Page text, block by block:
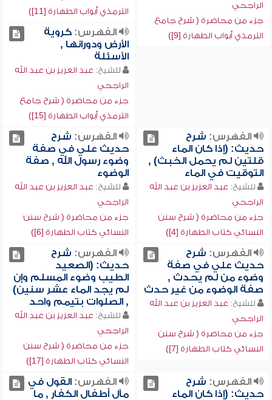
الراجحي
جزء من محاضرة ( شرح جامع
الترمذي أبواب الطهارة [9])
الترمذي أبواب الطهارة [11])
الفهرس:كروية
الأرض ودورانها ,
الأسئلة
للشيخ: عبد العزيز بن عبد الله
الراجحي
جزء من محاضرة ( شرح جامع
الترمذي أبواب الطهارة [15])
الفهرس: شرح
حديث: (إذا كان الماء
قلتين لم يحمل الخبث) ,
التوقيت في الماء
للشيخ: عبد العزيز بن عبد الله
الراجحي
جزء من محاضرة ( شرح سنن
النسائي كتاب الطهارة [4])
الفهرس: شرح
حديث علي في صفة
وضوء رسول الله , صفة
الوضوء
للشيخ: عبد العزيز بن عبد الله
الراجحي
جزء من محاضرة ( شرح سنن
النسائي كتاب الطهارة [6])
الفهرس: شرح
حديث علي في صفة
وضوء من لم يحدث ,
صفة الوضوء من غير حدث
للشيخ: عبد العزيز بن عبد الله
الراجحي
جزء من محاضرة ( شرح سنن
النسائي كتاب الطهارة [7])
الفهرس: شرح
حديث: (الصعيد
الطيب وضوء المسلم وإن
لم يجد الماء عشر سنين)
, الصلوات بتيمم واحد
للشيخ: عبد العزيز بن عبد الله
الراجحي
جزء من محاضرة ( شرح سنن
النسائي كتاب الطهارة [17])
الفهرس: شرح
حديث: (إذا كان الماء
الفهرس:القول في
مآل أطفال الكفار , ما